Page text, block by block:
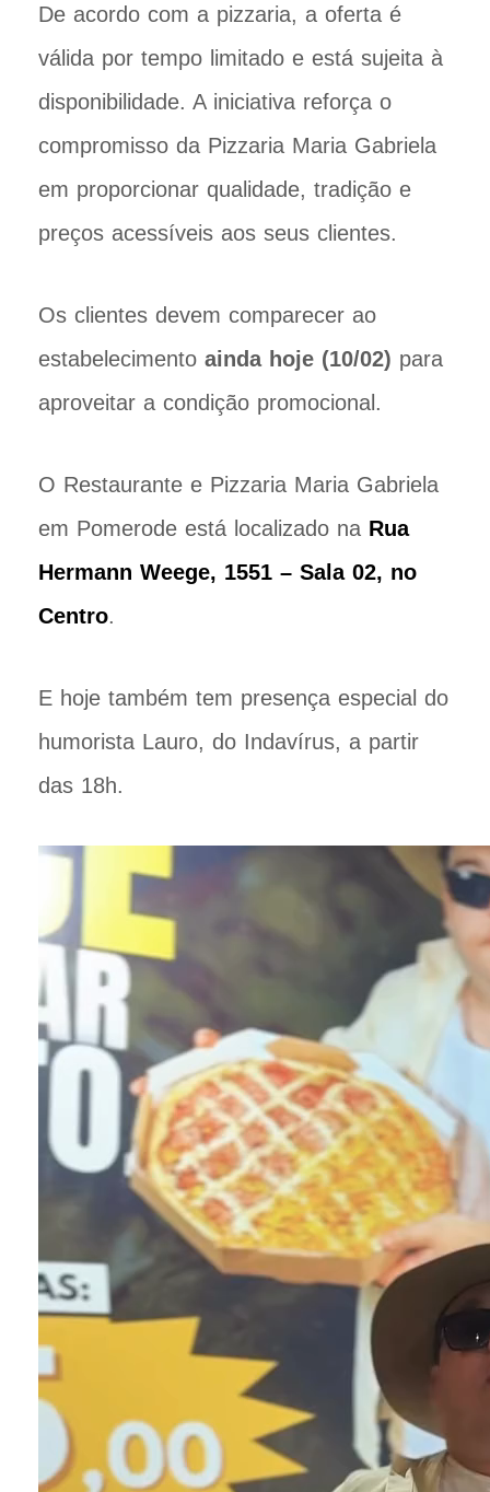
De acordo com a pizzaria, a oferta é
válida por tempo limitado e está sujeita à
disponibilidade. A iniciativa reforça o
compromisso da Pizzaria Maria Gabriela
em proporcionar qualidade, tradição e
preços acessíveis aos seus clientes.
Os clientes devem comparecer ao
estabelecimento ainda hoje (10/02) para
aproveitar a condição promocional.
O Restaurante e Pizzaria Maria Gabriela
em Pomerode está localizado na Rua
Hermann Weege, 1551 – Sala 02, no
Centro.
E hoje também tem presença especial do
humorista Lauro, do Indavírus, a partir
das 18h.